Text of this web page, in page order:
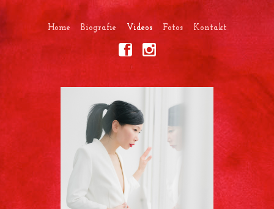
Home Biografie Videos Fotos Kontakt